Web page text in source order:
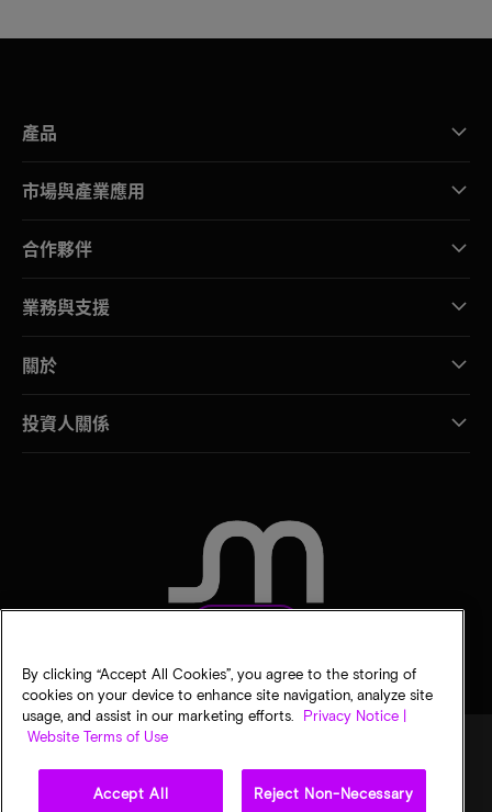
產品
市場與產業應用
合作夥伴
業務與支援
關於
投資人關係
美光隱私公告 銷售條款 您的隱私選擇
By clicking “Accept All Cookies”, you agree to the storing of
cookies on your device to enhance site navigation, analyze site
usage, and assist in our marketing efforts.
Privacy Notice |
Website Terms of Use
Accept All Reject Non-Necessary